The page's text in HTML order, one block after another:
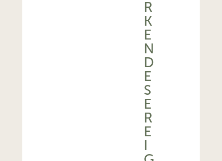
R
K
E
N
D
E
S
E
R
E
I